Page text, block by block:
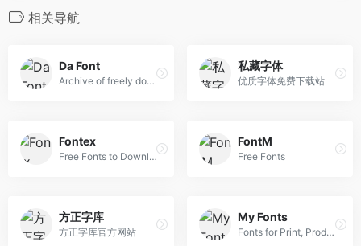
相关导航
Da Font
Archive of freely downloadable fonts.
私藏字体
优质字体免费下载站
Fontex
Free Fonts to Download + Premium Typefaces
FontM
Free Fonts
方正字库
方正字库官方网站
My Fonts
Fonts for Print, Products & Screens